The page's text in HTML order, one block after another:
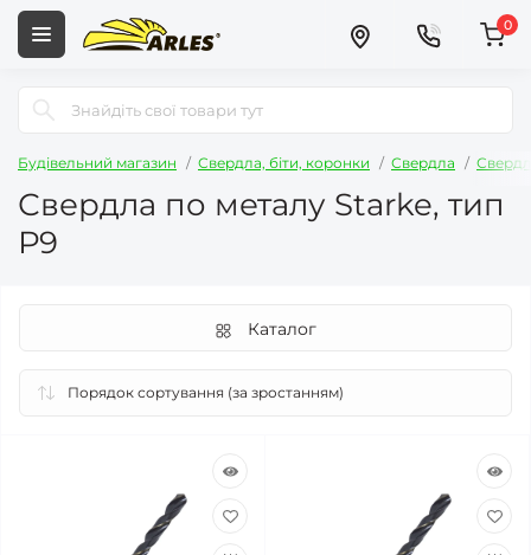
0
Будівельний магазин Свердла, біти, коронки Свердла
Свердла по металу Starke, тип
Р9
Каталог